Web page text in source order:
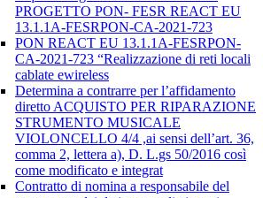
PROGETTO PON- FESR REACT EU
13.1.1A-FESRPON-CA-2021-723
PON REACT EU 13.1.1A-FESRPON-
CA-2021-723 “Realizzazione di reti locali
cablate ewireless
Determina a contrarre per l’affidamento
diretto ACQUISTO PER RIPARAZIONE
STRUMENTO MUSICALE
VIOLONCELLO 4/4 ,ai sensi dell’art. 36,
comma 2, lettera a), D. L.gs 50/2016 così
come modificato e integrat
Contratto di nomina a responsabile del